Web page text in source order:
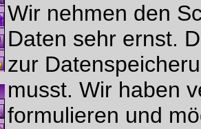
Wir nehmen den
Daten sehr ernst.
zur
musst. Wir haben
formulieren und